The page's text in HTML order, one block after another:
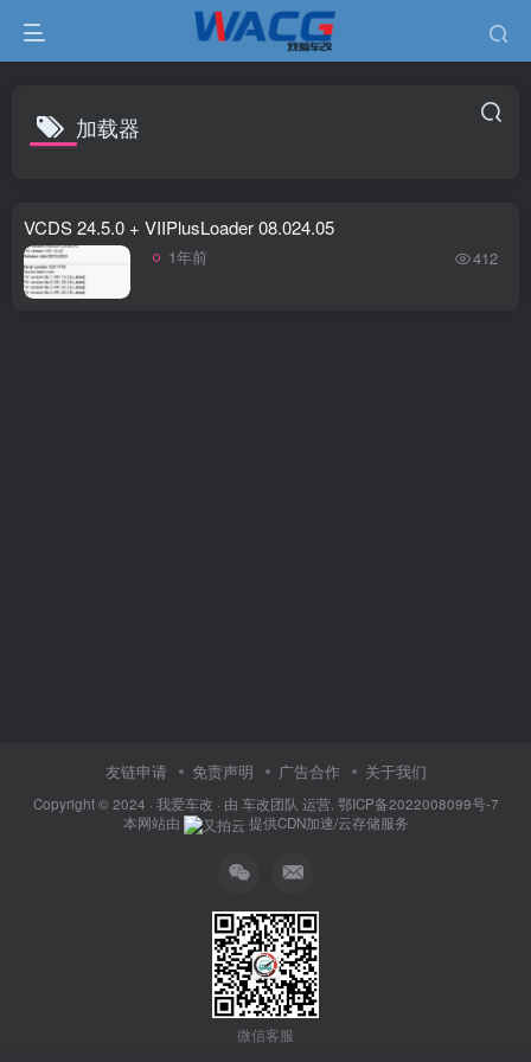
加载器
VCDS 24.5.0 + VIIPlusLoader 08.024.05
1年前 412
友链申请 免责声明 广告合作 关于我们
Copyright © 2024 · 我爱车改 · 由 车改团队 运营. 鄂ICP备2022008099号-7
本网站由
提供CDN加速/云存储服务
微信客服